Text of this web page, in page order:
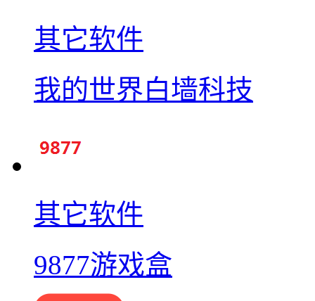
其它软件
我的世界白墙科技
其它软件
9877游戏盒